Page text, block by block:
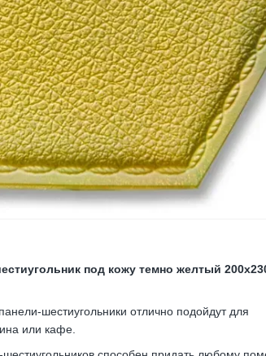
под кожу темно желтый
шестиугольники отлично подойдут для
или кафе.